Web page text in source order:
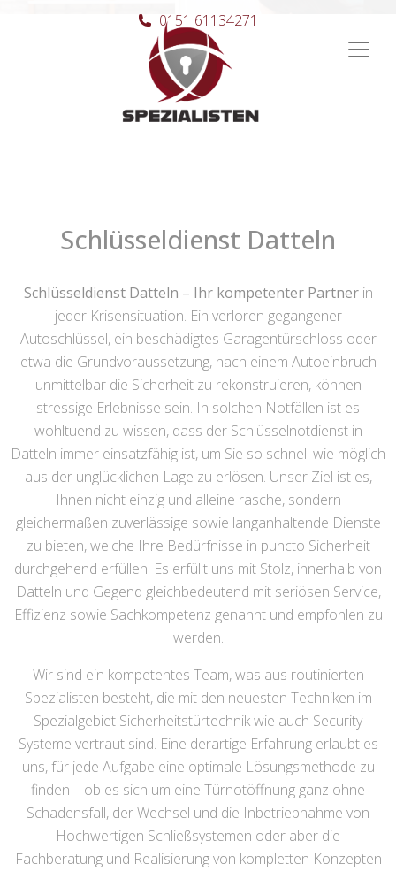
Hauptnavigation
0151 61134271
Schlüsseldienst Datteln
Schlüsseldienst Datteln – Ihr kompetenter Partnerin
jeder Krisensituation. Ein verloren gegangener
Autoschlüssel, ein beschädigtes Garagentürschloss oder
etwa die Grundvoraussetzung, nach einem Autoeinbruch
unmittelbar die Sicherheit zu rekonstruieren, können
stressige Erlebnisse sein. In solchen Notfällen ist es
wohltuend zu wissen, dass der Schlüsselnotdienst in
Datteln immer einsatzfähig ist, um Sie so schnell wie möglich
aus der unglücklichen Lage zu erlösen. Unser Ziel ist es,
Ihnen nicht einzig und alleine rasche, sondern
gleichermaßen zuverlässige sowie langanhaltende Dienste
zu bieten, welche Ihre Bedürfnisse in puncto Sicherheit
durchgehend erfüllen. Es erfüllt uns mit Stolz, innerhalb von
Datteln und Gegend gleichbedeutend mit seriösen Service,
Effizienz sowie Sachkompetenz genannt und empfohlen zu
werden.
Wir sind ein kompetentes Team, was aus routinierten
Spezialisten besteht, die mit den neuesten Techniken im
Spezialgebiet Sicherheitstürtechnik wie auch Security
Systeme vertraut sind. Eine derartige Erfahrung erlaubt es
uns, für jede Aufgabe eine optimale Lösungsmethode zu
finden – ob es sich um eine Türnotöffnung ganz ohne
Schadensfall, der Wechsel und die Inbetriebnahme von
Hochwertigen Schließsystemen oder aber die
Fachberatung und Realisierung von kompletten Konzepten